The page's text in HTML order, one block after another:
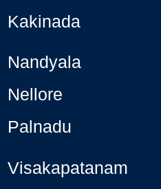
Kakinada
Nandyala
Nellore
Palnadu
Visakapatanam